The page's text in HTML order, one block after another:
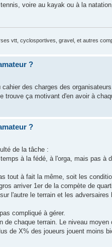
voire au kayak ou à la
vtt, cyclosportives, gravel, et autres
?
des charges des
trouve ça motivant d'en avoir à
?
de la tâche :
à la fédé, à l'orga, mais pas à
tout à fait la même, soit les
arriver 1er de la compète de
l'autre le terrain et les adversaires
compliqué à gérer.
chaque terrain. Le niveau
de X% des joueurs jouent moins